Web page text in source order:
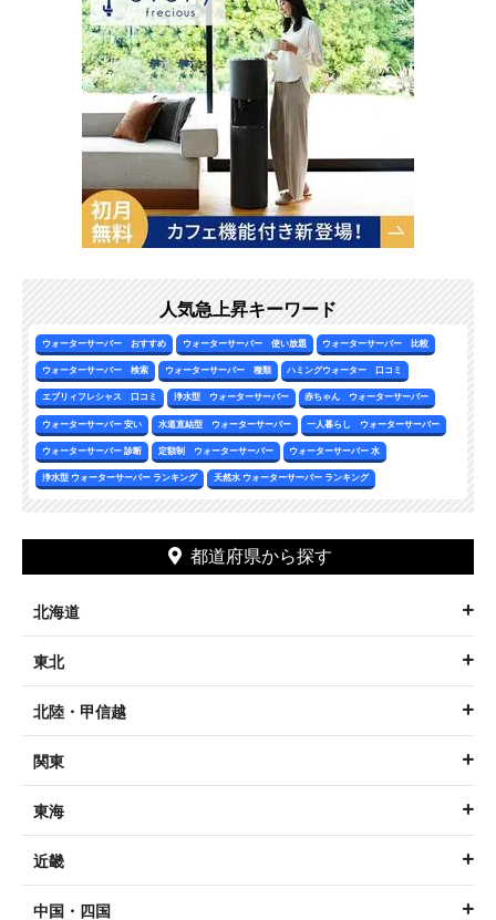
人気急上昇キーワード
ウォーターサーバー おすすめ ウォーターサーバー 使い放題 ウォーターサーバー 比較
ウォーターサーバー 検索 ウォーターサーバー 種類 ハミングウォーター 口コミ
エブリィフレシャス 口コミ 浄水型 ウォーターサーバー 赤ちゃん ウォーターサーバー
ウォーターサーバー 安い 水道直結型 ウォーターサーバー 一人暮らし ウォーターサーバー
ウォーターサーバー 診断 定額制 ウォーターサーバー ウォーターサーバー 水
浄水型 ウォーターサーバー ランキング 天然水 ウォーターサーバー ランキング
都道府県から探す
北海道
東北
北陸・甲信越
関東
東海
近畿
中国・四国